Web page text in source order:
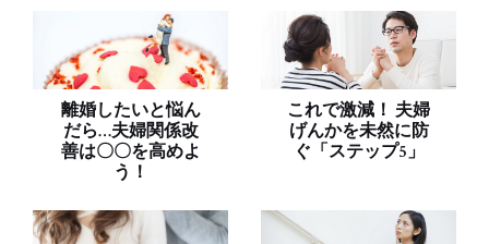
離婚したいと悩ん
だら…夫婦関係改
善は〇〇を高めよ
う！
これで激減！ 夫婦
げんかを未然に防
ぐ「ステップ5」